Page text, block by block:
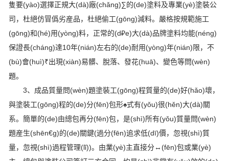
隻要(yào)選擇正規大(dà)廠(chǎng)∑的(de)塗料及專業(yè)塗裝公
司，杜絕仿冒僞劣産品，杜絕偷工(gōng)減料。嚴格按規範施工
(gōng)和(hé)用(yòng)料，正常的(d₽e)大(dà)品牌塗料均能(néng)
保證長(cháng)達10年(nián)左右的(de)耐用(yòng)年(nián)限，不
(bù)會(huì)₹出現(xiàn)易髒、脫落、發花(huā)、變色等問(wèn)
題。
3、成品質量問(wèn)題塗裝工(gōng)程質量的(de)好(hǎo)壞，
與塗裝工(gōng)程的(de)分(fēn)包形♠式有(yǒu)很(hěn)大(dà)關
系。簡單的(de)由總包再分(fēn)包，是(shì)所有(yǒu)質量問(wèn)
題産生(shēn€g)的(de)關鍵(過分(fēn)追求低(dī)價，忽視(shì)質
量，忽視(shì)過程管理(lǐ))。由業(yè)主直接分↔(fēn)包或業(yè)